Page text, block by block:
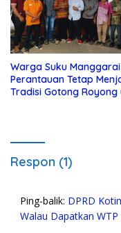
Warga Suku
Perantauan Tetap
Tradisi Gotong Royong
Respon (1)
Ping-balik: DPRD
Walau Dapatkan WTP